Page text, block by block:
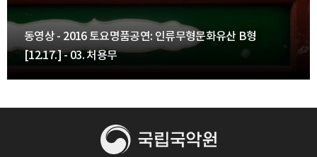
동영상 - 2016 토요명품공연: 인류무형문화유산 B형
[12.17.] - 03. 처용무